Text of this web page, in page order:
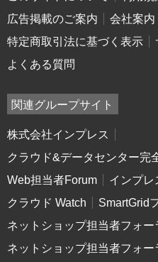
広告掲載のご案内
会社案内
特定商取引法に基づく表示
よくある質問
関連グループサイト
株式会社インプレス
クラウド&データセンター完
Web担当者Forum
インプレ
クラウド Watch
SmartGrid
ネットショップ担当者フォー
ネットショップ担当者フォ